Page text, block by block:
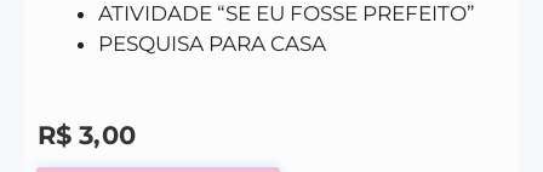
ATIVIDADE “SE EU FOSSE PREFEITO”
PESQUISA PARA CASA
R$ 3,00